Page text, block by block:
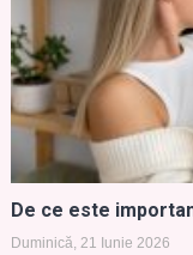
De ce este
Duminică, 21 Iunie 2026